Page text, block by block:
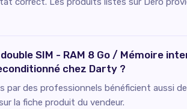
SIM - RAM 8 Go / Mémoire
chez Darty ?
des professionnels bénéficient aussi
la fiche produit du vendeur.